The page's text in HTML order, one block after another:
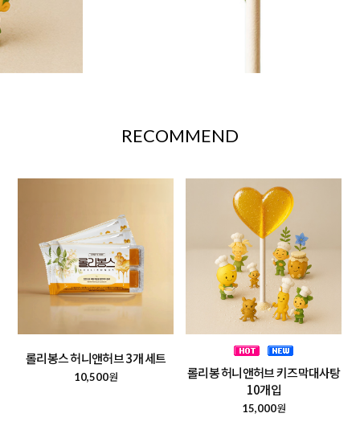
RECOMMEND
롤리봉스 허니앤허브 3개 세트
10,500원
롤리봉 허니앤허브 키즈막대사탕
10개입
15,000원